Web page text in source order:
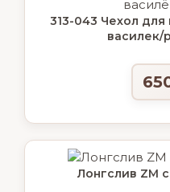
313-043 Чехол для
василек/
Лонгслив ZM